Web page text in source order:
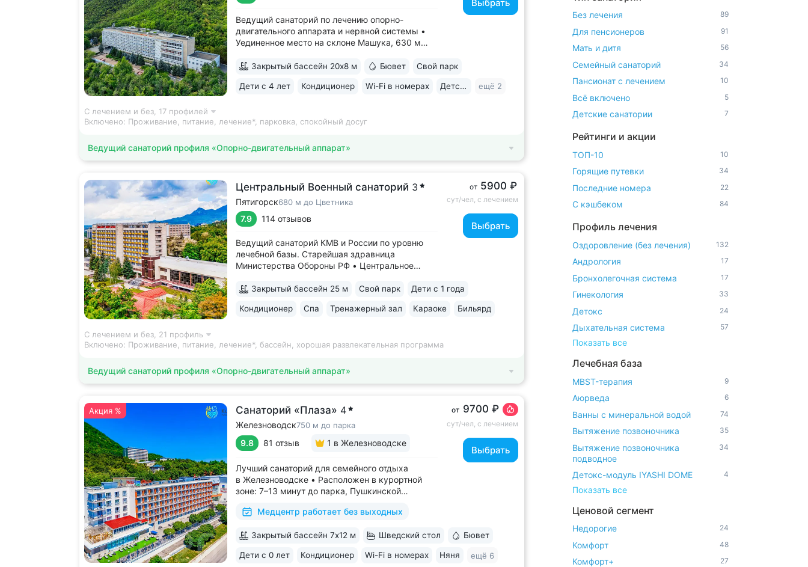
Ведущий санаторий по лечению опорно-
двигательного аппарата и нервной системы •
Уединенное место на склоне Машука, 630 м
зелени, тишина • 8 минут до Провала, горячих
источника № 24. Прямой выход на терренкур
Выбрать
Закрытый бассейн 20х8 м Бювет Свой парк
Дети с 4 лет Кондиционер Wi-Fi в номерах Детская комната ещё 2
С лечением и без, 17 профилей
Включено: Проживание, питание, лечение*, парковка, спокойный досуг
Ведущий санаторий профиля «Опорно-двигательный аппарат»
Центральный Военный санаторий 3
Пятигорск680 м до Цветника
7.9 114 отзывов
Ведущий санаторий КМВ и России по уровню
лечебной базы. Старейшая здравница
Министерства Обороны РФ • Центральное
парком. В 5–8 минутах: верхний парк —
нижний — Дом-музей Лермонтова, Цветник,
от 5900 ₽
сут/чел, с лечением
Выбрать
Закрытый бассейн 25 м Свой парк Дети с 1 года
Кондиционер Спа Тренажерный зал Караоке Бильярд
С лечением и без, 21 профиль
Включено: Проживание, питание, лечение*, бассейн, хорошая развлекательная программа
Ведущий санаторий профиля «Опорно-двигательный аппарат»
Акция % Санаторий «Плаза» 4
Железноводск750 м до парка
9.8 81 отзыв 1 в Железноводске
Лучший санаторий для семейного отдыха
в Железноводске • Расположен в курортной
зоне: 7–13 минут до парка, Пушкинской
и «Смирновский» • Собственный бювет
в одном здании: не нужно выходить на улицу,
Медцентр работает без выходных
от 9700 ₽
сут/чел, с лечением
Выбрать
Закрытый бассейн 7х12 м Шведский стол Бювет
Дети с 0 лет Кондиционер Wi-Fi в номерах Няня ещё 6
Без лечения 89
Для пенсионеров 91
Мать и дитя 56
Семейный санаторий 34
Пансионат с лечением 10
Всё включено 5
Детские санатории 7
Рейтинги и акции
ТОП-10 10
Горящие путевки 34
Последние номера 22
С кэшбеком 84
Профиль лечения
Оздоровление (без лечения) 132
Андрология 17
Бронхолегочная система 17
Гинекология 33
Детокс 24
Дыхательная система 57
Показать все
Лечебная база
MBST-терапия 9
Аюрведа 6
Ванны с минеральной водой 74
Вытяжение позвоночника 35
Вытяжение позвоночника
подводное
34
Детокс-модуль IYASHI DOME 4
Показать все
Ценовой сегмент
Недорогие 24
Комфорт 48
Комфорт+ 27